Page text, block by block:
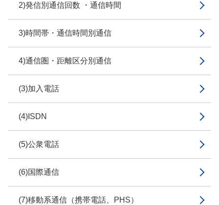
2)発信別通信回数 ・通信時間
3)時間帯・通信時間別通信
4)通信圏・距離区分別通信
(3)加入電話
(4)ISDN
(5)公衆電話
(6)国際通信
(7)移動系通信（携帯電話、PHS）